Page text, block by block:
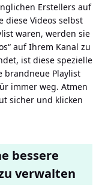
Erstellers auf
diese Videos selbst
waren, werden sie
auf Ihrem Kanal zu
ist diese spezielle
brandneue Playlist
immer weg. Atmen
sicher und klicken
bessere
verwalten